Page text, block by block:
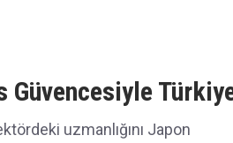
uzmanlığını Japon